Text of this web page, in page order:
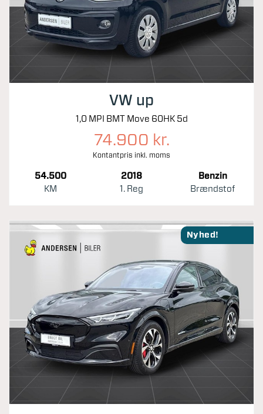
VW up
1,0 MPI BMT Move 60HK 5d
74.900 kr.
Kontantpris inkl. moms
54.500
KM
2018
1. Reg
Benzin
Brændstof
Nyhed!